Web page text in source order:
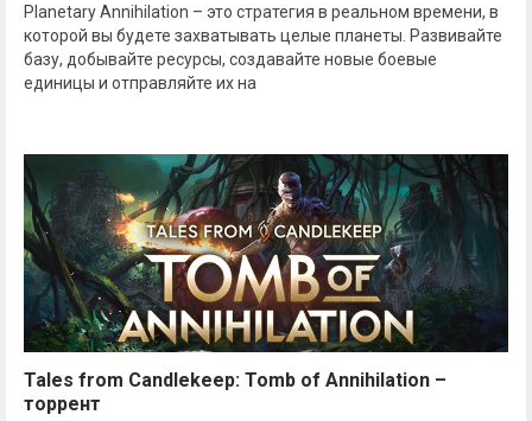
Planetary Annihilation – это стратегия в реальном времени, в
которой вы будете захватывать целые планеты. Развивайте
базу, добывайте ресурсы, создавайте новые боевые
единицы и отправляйте их на
Tales from Candlekeep: Tomb of Annihilation –
торрент